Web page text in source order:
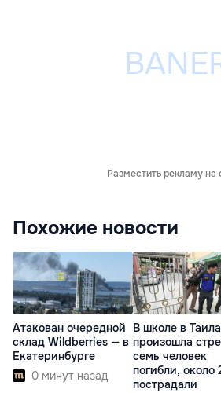
Разместить рекламу на
Похожие новости
Атакован очередной
склад Wildberries — в
Екатеринбурге
0 минут назад
В школе в
произошла
семь человек
погибли, около
пострадали